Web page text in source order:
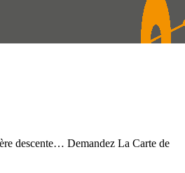
descente… Demandez La Carte de